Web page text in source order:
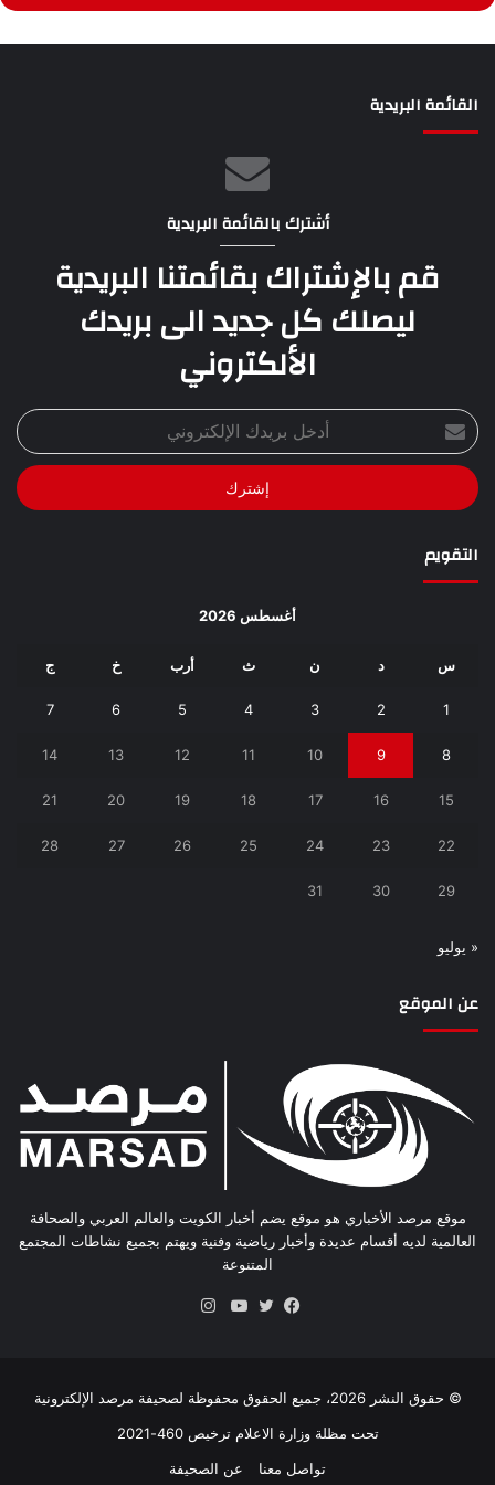
القائمة البريدية
أشترك بالقائمة البريدية
قم بالإشتراك بقائمتنا البريدية
ليصلك كل جديد الى بريدك
الألكتروني
أدخل
بريدك
الإلكتروني
التقويم
أغسطس 2026
س د ن ث أرب خ ج
1
2
3
4
5
6
7
8
9
10
11
12
13
14
15
16
17
18
19
20
21
22
23
24
25
26
27
28
29
30
31
« يوليو
عن الموقع
موقع مرصد الأخباري هو موقع يضم أخبار الكويت والعالم العربي والصحافة
العالمية لديه أقسام عديدة وأخبار رياضية وفنية ويهتم بجميع نشاطات المجتمع
المتنوعة
© حقوق النشر 2026، جميع الحقوق محفوظة لصحيفة مرصد الإلكترونية
تحت مظلة وزارة الاعلام ترخيص 460-2021
تواصل معنا
عن الصحيفة